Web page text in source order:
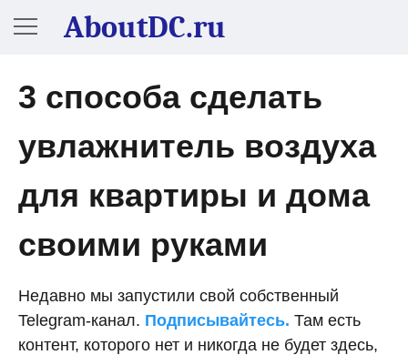
AboutDC.ru
3 способа сделать
увлажнитель воздуха
для квартиры и дома
своими руками
Недавно мы запустили свой собственный
Telegram-канал. Подписывайтесь. Там есть
контент, которого нет и никогда не будет здесь,